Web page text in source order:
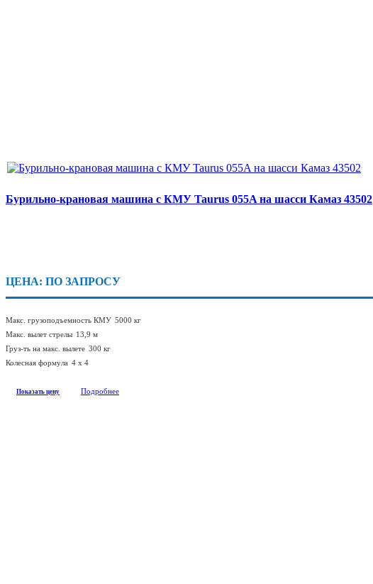
Бурильно-крановая машина с КМУ Taurus 055A на шасси Камаз 43502
ЦЕНА: ПО ЗАПРОСУ
Макс. грузоподъемность КМУ 5000 кг
Макс. вылет стрелы 13,9 м
Груз-ть на макс. вылете 300 кг
Колесная формула 4 х 4
Показать цену Подробнее